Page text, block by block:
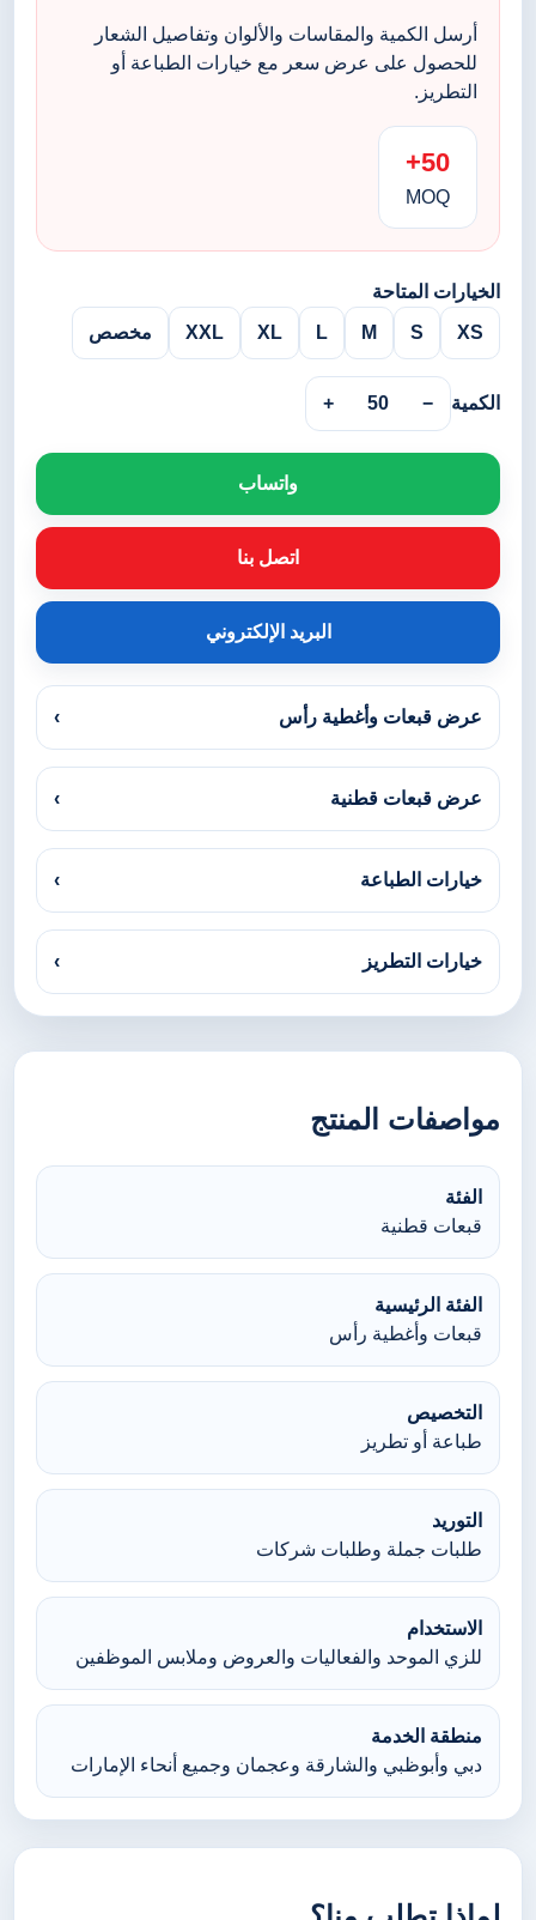
أرسل الكمية والمقاسات والألوان وتفاصيل الشعار
للحصول على عرض سعر مع خيارات الطباعة أو
التطريز.
50+
MOQ
الخيارات المتاحة
XS
S
M
L
XL
XXL مخصص
الكمية −
50
+
واتساب
اتصل بنا
البريد الإلكتروني
عرض قبعات وأغطية رأس ›
عرض قبعات قطنية ›
خيارات الطباعة ›
خيارات التطريز ›
مواصفات المنتج
الفئة
قبعات قطنية
الفئة الرئيسية
قبعات وأغطية رأس
التخصيص
طباعة أو تطريز
التوريد
طلبات جملة وطلبات شركات
الاستخدام
للزي الموحد والفعاليات والعروض وملابس الموظفين
منطقة الخدمة
دبي وأبوظبي والشارقة وعجمان وجميع أنحاء الإمارات